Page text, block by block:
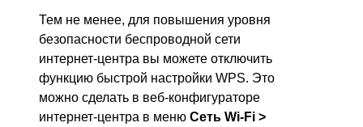
Тем не менее, для повышения уровня
безопасности беспроводной сети
интернет-центра вы можете отключить
функцию быстрой настройки WPS. Это
можно сделать в веб-конфигураторе
интернет-центра в меню Cеть Wi-Fi >